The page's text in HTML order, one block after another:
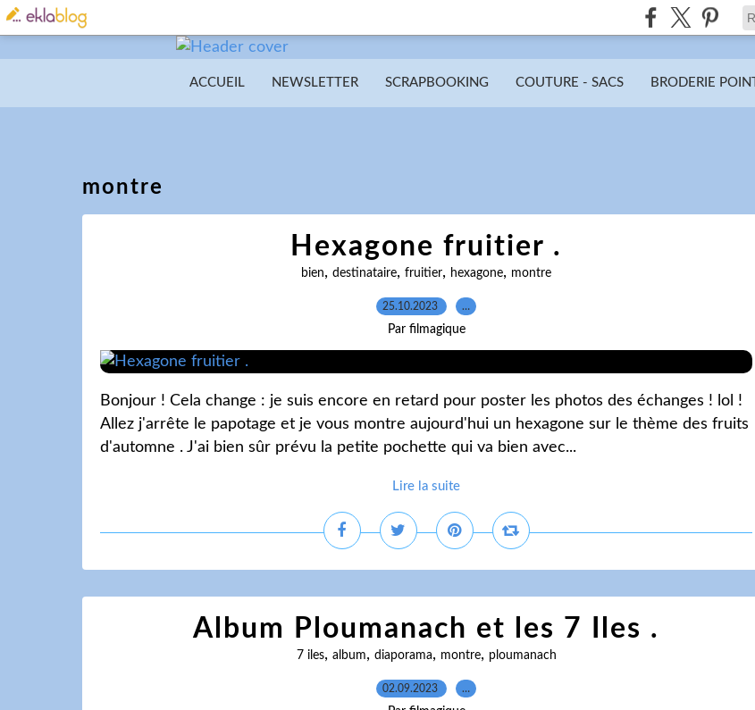
ACCUEIL NEWSLETTER SCRAPBOOKING COUTURE - SACS BRODERIE
montre
Hexagone fruitier .
bien, destinataire, fruitier, hexagone, montre
25.10.2023 …
Par filmagique
Bonjour ! Cela change : je suis encore en retard pour poster les photos des échanges ! lol !
Allez j'arrête le papotage et je vous montre aujourd'hui un hexagone sur le thème des fruits
d'automne . J'ai bien sûr prévu la petite pochette qui va bien avec...
Lire la suite
Album Ploumanach et les 7 Iles .
7 iles, album, diaporama, montre, ploumanach
02.09.2023 …